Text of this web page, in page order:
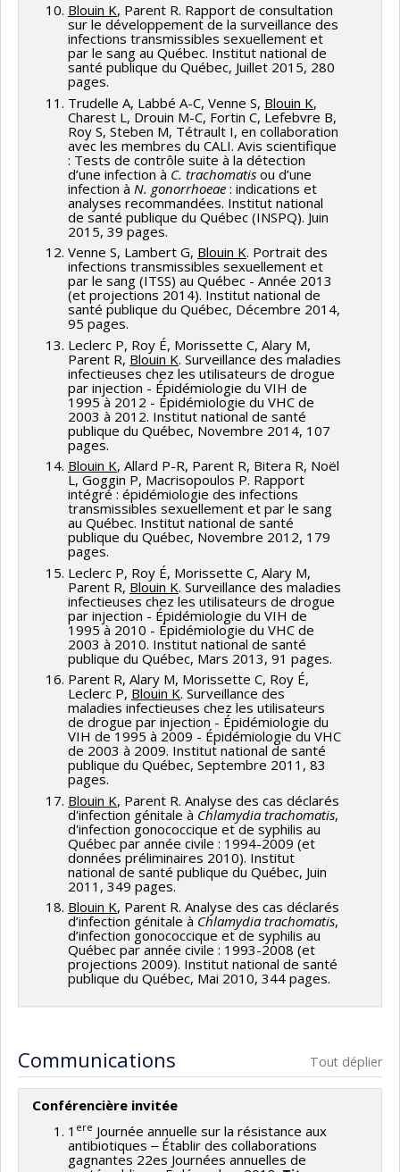
Blouin K, Parent R. Rapport de consultation
sur le développement de la surveillance des
infections transmissibles sexuellement et
par le sang au Québec. Institut national de
santé publique du Québec, Juillet 2015, 280
pages.
Trudelle A, Labbé A-C, Venne S, Blouin K,
Charest L, Drouin M-C, Fortin C, Lefebvre B,
Roy S, Steben M, Tétrault I, en collaboration
avec les membres du CALI. Avis scientifique
: Tests de contrôle suite à la détection
d’une infection à C. trachomatis ou d’une
infection à N. gonorrhoeae : indications et
analyses recommandées. Institut national
de santé publique du Québec (INSPQ). Juin
2015, 39 pages.
Venne S, Lambert G, Blouin K. Portrait des
infections transmissibles sexuellement et
par le sang (ITSS) au Québec - Année 2013
(et projections 2014). Institut national de
santé publique du Québec, Décembre 2014,
95 pages.
Leclerc P, Roy É, Morissette C, Alary M,
Parent R, Blouin K. Surveillance des maladies
infectieuses chez les utilisateurs de drogue
par injection - Épidémiologie du VIH de
1995 à 2012 - Épidémiologie du VHC de
2003 à 2012. Institut national de santé
publique du Québec, Novembre 2014, 107
pages.
Blouin K, Allard P-R, Parent R, Bitera R, Noël
L, Goggin P, Macrisopoulos P. Rapport
intégré : épidémiologie des infections
transmissibles sexuellement et par le sang
au Québec. Institut national de santé
publique du Québec, Novembre 2012, 179
pages.
Leclerc P, Roy É, Morissette C, Alary M,
Parent R, Blouin K. Surveillance des maladies
infectieuses chez les utilisateurs de drogue
par injection - Épidémiologie du VIH de
1995 à 2010 - Épidémiologie du VHC de
2003 à 2010. Institut national de santé
publique du Québec, Mars 2013, 91 pages.
Parent R, Alary M, Morissette C, Roy É,
Leclerc P, Blouin K. Surveillance des
maladies infectieuses chez les utilisateurs
de drogue par injection - Épidémiologie du
VIH de 1995 à 2009 - Épidémiologie du VHC
de 2003 à 2009. Institut national de santé
publique du Québec, Septembre 2011, 83
pages.
Blouin K, Parent R. Analyse des cas déclarés
d'infection génitale à Chlamydia trachomatis,
d'infection gonococcique et de syphilis au
Québec par année civile : 1994-2009 (et
données préliminaires 2010). Institut
national de santé publique du Québec, Juin
2011, 349 pages.
Blouin K, Parent R. Analyse des cas déclarés
d’infection génitale à Chlamydia trachomatis,
d’infection gonococcique et de syphilis au
Québec par année civile : 1993-2008 (et
projections 2009). Institut national de santé
publique du Québec, Mai 2010, 344 pages.
Communications Tout déplier
Conférencière invitée
1 ere Journée annuelle sur la résistance aux
antibiotiques ‒ Établir des collaborations
gagnantes 22es Journées annuelles de